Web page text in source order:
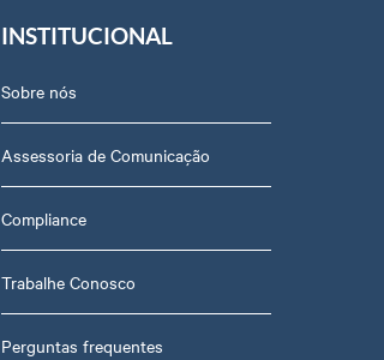
INSTITUCIONAL
Sobre nós
Assessoria de Comunicação
Compliance
Trabalhe Conosco
Perguntas frequentes